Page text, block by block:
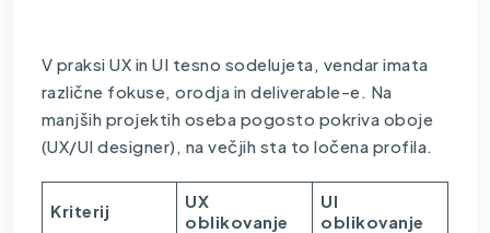
V praksi UX in UI tesno sodelujeta, vendar imata
različne fokuse, orodja in deliverable-e. Na
manjših projektih oseba pogosto pokriva oboje
(UX/UI designer), na večjih sta to ločena profila.
Kriterij
UX
oblikovanje
UI
oblikovanje